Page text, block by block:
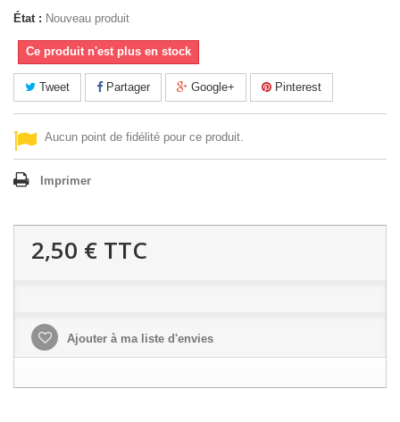
État : Nouveau produit
Ce produit n'est plus en stock
Tweet Partager Google+ Pinterest
Aucun point de fidélité pour ce produit.
Imprimer
2,50 € TTC
Ajouter à ma liste d'envies